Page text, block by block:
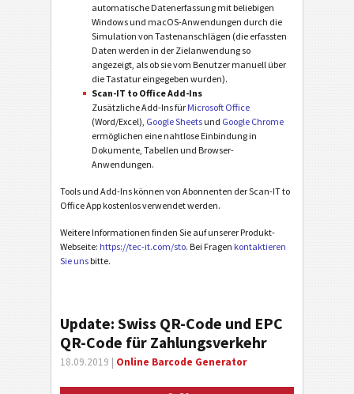
automatische Datenerfassung mit beliebigen
Windows und macOS-Anwendungen durch die
Simulation von Tastenanschlägen (die erfassten
Daten werden in der Zielanwendung so
angezeigt, als ob sie vom Benutzer manuell über
die Tastatur eingegeben wurden).
Scan-IT to Office Add-Ins
Zusätzliche Add-Ins für Microsoft Office
(Word/Excel), Google Sheets und Google Chrome
ermöglichen eine nahtlose Einbindung in
Dokumente, Tabellen und Browser-
Anwendungen.
Tools und Add-Ins können von Abonnenten der Scan-IT to
Office App kostenlos verwendet werden.
Weitere Informationen finden Sie auf unserer Produkt-
Webseite: https://tec-it.com/sto. Bei Fragen kontaktieren
Sie uns bitte.
Update: Swiss QR-Code und EPC
QR-Code für Zahlungsverkehr
18.09.2019 | Online Barcode Generator